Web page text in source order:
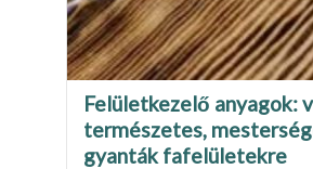
Felületkezelő anyagok:
természetes,
gyanták fafelületekre